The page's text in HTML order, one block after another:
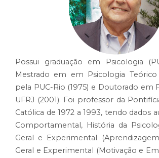
Possui graduação em Psicologia
Mestrado em em Psicologia Teórico
pela PUC-Rio (1975) e Doutorado em
UFRJ (2001). Foi professor da
Católica de 1972 a 1993, tendo dados
Comportamental, História da
Geral e Experimental
Geral e Experimental (Motivação e